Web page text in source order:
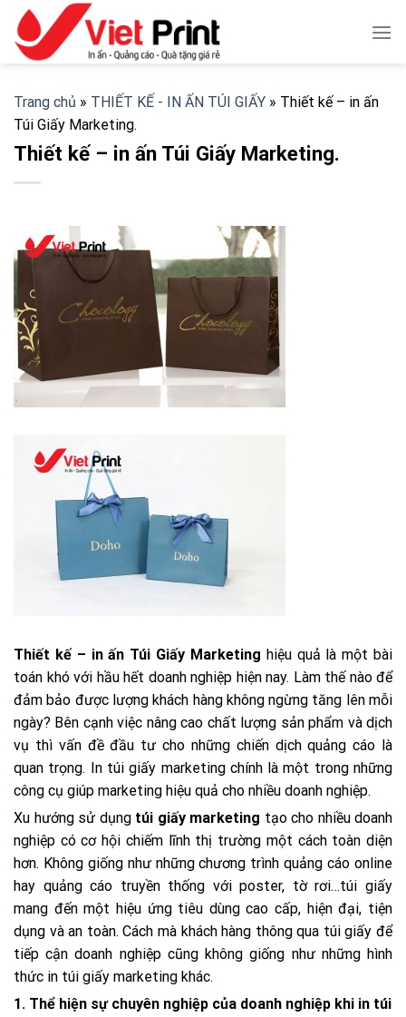
Skip
content
Trang chủ » THIẾT KẾ - IN ẤN TÚI GIẤY » Thiết kế – in ấn
Túi Giấy Marketing.
Thiết kế – in ấn Túi Giấy Marketing.
Thiết kế – in ấn Túi Giấy Marketing hiệu quả là một bài
toán khó với hầu hết doanh nghiệp hiện nay. Làm thế nào để
đảm bảo được lượng khách hàng không ngừng tăng lên mỗi
ngày? Bên cạnh việc nâng cao chất lượng sản phẩm và dịch
vụ thì vấn đề đầu tư cho những chiến dịch quảng cáo là
quan trọng. In túi giấy marketing chính là một trong những
công cụ giúp marketing hiệu quả cho nhiều doanh nghiệp.
Xu hướng sử dụng túi giấy marketing tạo cho nhiều doanh
nghiệp có cơ hội chiếm lĩnh thị trường một cách toàn diện
hơn. Không giống như những chương trình quảng cáo online
hay quảng cáo truyền thống với poster, tờ rơi…túi giấy
mang đến một hiệu ứng tiêu dùng cao cấp, hiện đại, tiện
dụng và an toàn. Cách mà khách hàng thông qua túi giấy để
tiếp cận doanh nghiệp cũng không giống như những hình
thức in túi giấy marketing khác.
1. Thể hiện sự chuyên nghiệp của doanh nghiệp khi in túi